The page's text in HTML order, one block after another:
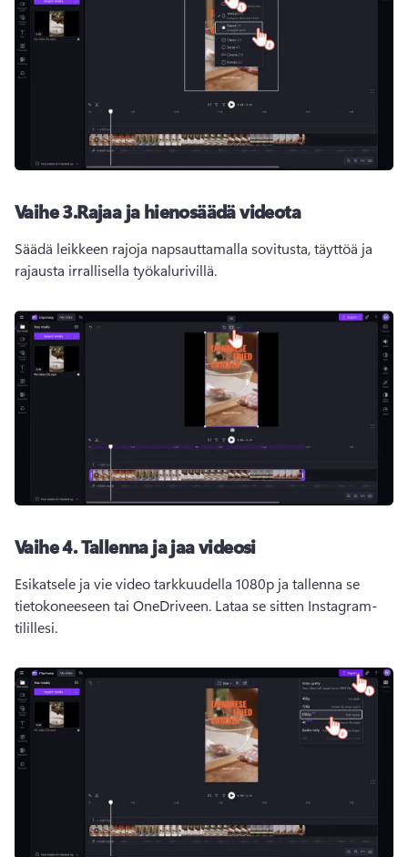
Vaihe 3.Rajaa ja hienosäädä videota
Säädä leikkeen rajoja napsauttamalla sovitusta, täyttöä ja
rajausta irrallisella työkalurivillä.
Vaihe 4.Tallenna ja jaa videosi
Esikatsele ja vie video tarkkuudella 1080p ja tallenna se
tietokoneeseen tai OneDriveen. Lataa se sitten Instagram-
tilillesi.